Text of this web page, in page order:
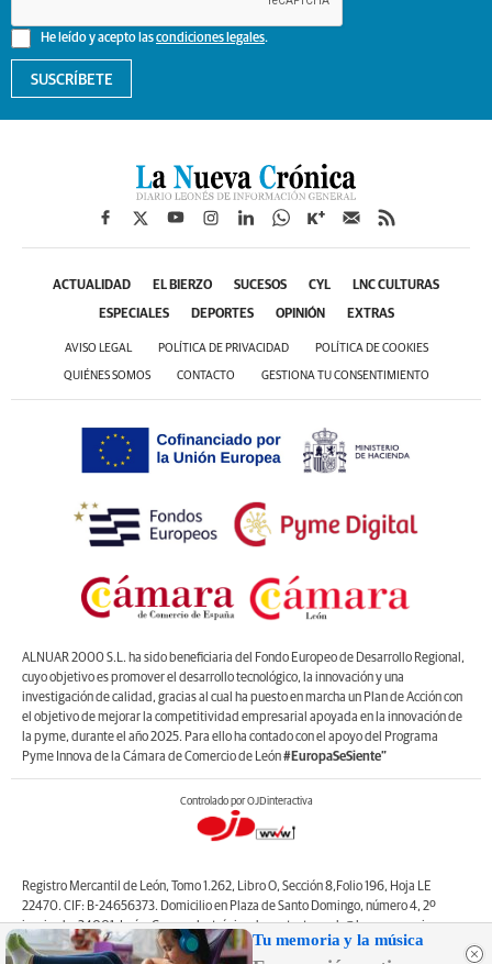
He leído y acepto lascondiciones legales.
SUSCRÍBETE
ACTUALIDAD EL BIERZO SUCESOS CYL LNC CULTURAS
ESPECIALES DEPORTES OPINIÓN EXTRAS
AVISO LEGAL POLÍTICA DE PRIVACIDAD POLÍTICA DE COOKIES
QUIÉNES SOMOS CONTACTO GESTIONA TU CONSENTIMIENTO
ALNUAR 2000 S.L. ha sido beneficiaria del Fondo Europeo de Desarrollo Regional,
cuyo objetivo es promover el desarrollo tecnológico, la innovación y una
investigación de calidad, gracias al cual ha puesto en marcha un Plan de Acción con
el objetivo de mejorar la competitividad empresarial apoyada en la innovación de
la pyme, durante el año 2025. Para ello ha contado con el apoyo del Programa
Pyme Innova de la Cámara de Comercio de León#EuropaSeSiente”
Controlado por OJDinteractiva
Registro Mercantil de León, Tomo 1.262, Libro O, Sección 8,Folio 196, Hoja LE
22470. CIF: B-24656373. Domicilio en Plaza de Santo Domingo, número 4, 2º
izquierda, 24001, León. Correo electrónico de contacto: web@lanuevacronica.com.
Copyright © ALNUAR 2000 S.L. (LA NUEVA CRÓNICA). Incluye contenidos de la
Tu memoria y la música